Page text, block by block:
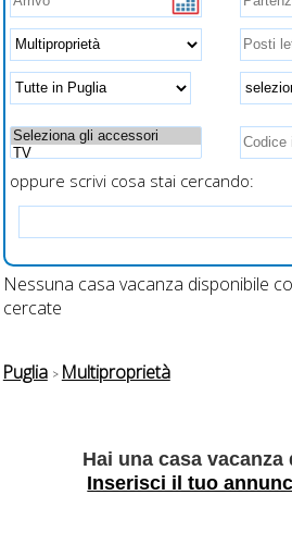
oppure scrivi cosa stai cercando:
Nessuna casa vacanza disponibile
cercate
Puglia Multiproprietà
Hai una casa vacanza
Inserisci il tuo